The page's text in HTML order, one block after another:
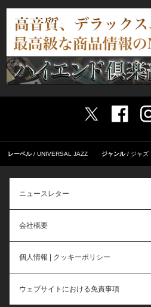
レーベル UNIVERSAL JAZZ ジャンル ジャズ
ニュースレター
会社概要
個人情報 | クッキーポリシー
ウェブサイトにおける免責事項